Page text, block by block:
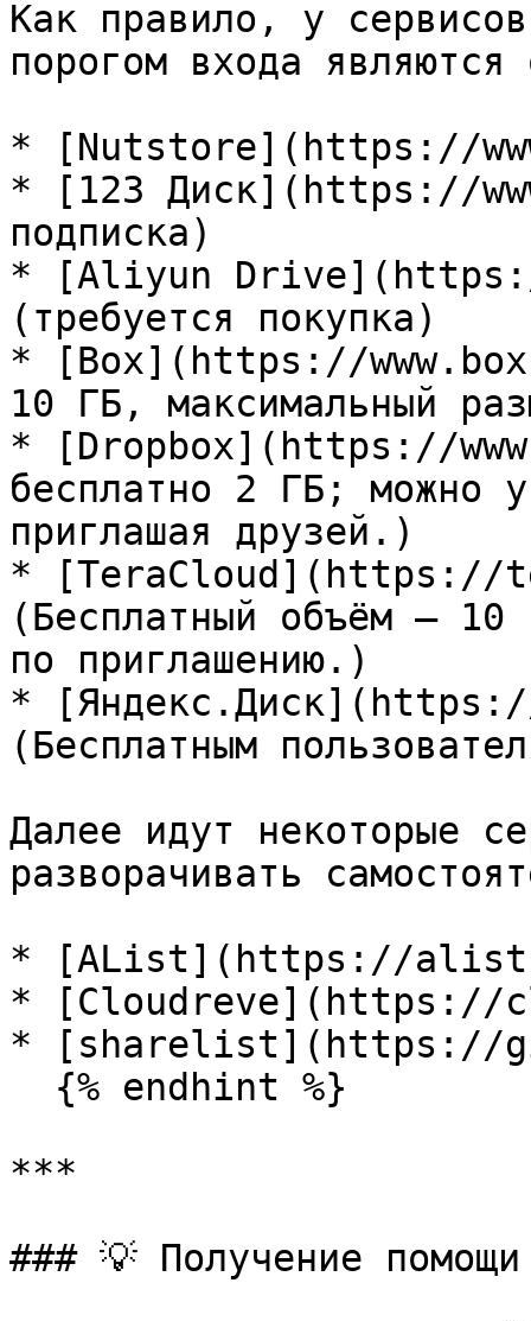
Как правило, у сервисов
порогом входа
* [Nutstore](https://
* [123 Диск](https://
подписка)
* [Aliyun
(требуется покупка)
* [Box](https://
10 ГБ, максимальный
* [Dropbox](https://
бесплатно 2 ГБ; можно
приглашая друзей.)
* [TeraCloud](https://
(Бесплатный объём —
по приглашению.)
*
(Бесплатным
Далее идут некоторые
разворачивать
* [AList](https://
* [Cloudreve](https://
* [sharelist](https://
***
### 💡 Получение